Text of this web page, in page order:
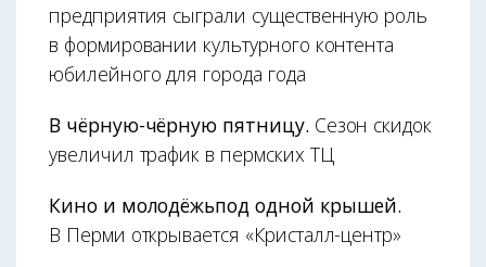
предприятия сыграли существенную роль
в формировании культурного контента
юбилейного для города года
В чёрную-чёрную пятницу. Сезон скидок
увеличил трафик в пермских ТЦ
Кино и молодёжьпод одной крышей.
В Перми открывается «Кристалл-центр»